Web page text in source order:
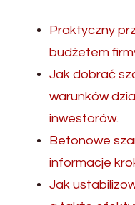
Praktyczny
budżetem
Jak dobrać
warunków
inwestorów.
Betonowe
informacje
Jak